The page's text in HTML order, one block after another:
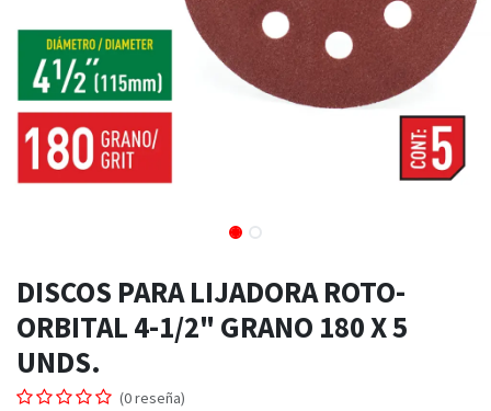
DISCOS PARA LIJADORA ROTO-
ORBITAL 4-1/2" GRANO 180 X 5
UNDS.
(0 reseña)